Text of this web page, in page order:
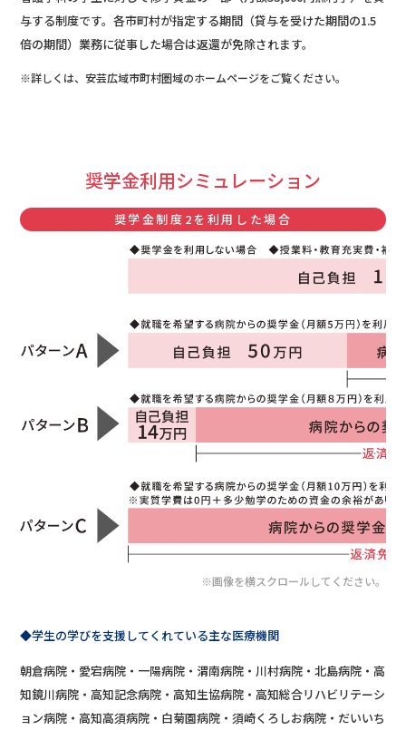
与する制度です。各市町村が指定する期間（貸与を受けた期間の1.5
倍の期間）業務に従事した場合は返還が免除されます。
※詳しくは、安芸広域市町村圏域のホームページをご覧ください。
奨学金利用シミュレーション
奨学金制度2を利用した場合
◆学生の学びを支援してくれている主な医療機関
朝倉病院・愛宕病院・一陽病院・渭南病院・川村病院・北島病院・高
知鏡川病院・高知記念病院・高知生協病院・高知総合リハビリテーシ
ョン病院・高知高須病院・白菊園病院・須崎くろしお病院・だいいち